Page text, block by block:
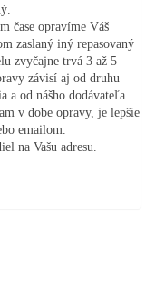
čase opravíme Váš
zaslaný iný repasovaný
zvyčajne trvá 3 až 5
závisí aj od druhu
a od nášho dodávateľa.
v dobe opravy, je lepšie
emailom.
na Vašu adresu.